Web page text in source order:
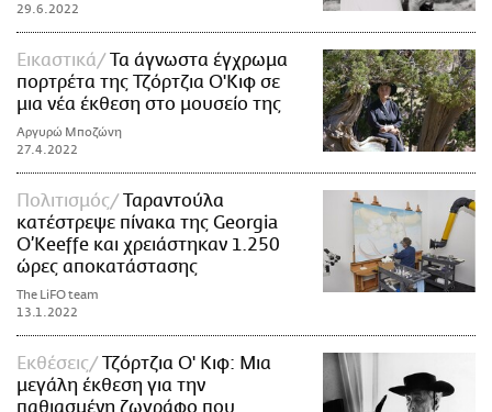
29.6.2022
Εικαστικά
Τα άγνωστα έγχρωμα
πορτρέτα της Τζόρτζια Ο'Κιφ σε
μια νέα έκθεση στο μουσείο της
Αργυρώ Μποζώνη
27.4.2022
Πολιτισμός
Ταραντούλα
κατέστρεψε πίνακα της Georgia
O’Keeffe και χρειάστηκαν 1.250
ώρες αποκατάστασης
The LiFO team
13.1.2022
Εκθέσεις
Τζόρτζια Ο' Κιφ: Μια
μεγάλη έκθεση για την
παθιασμένη ζωγράφο που